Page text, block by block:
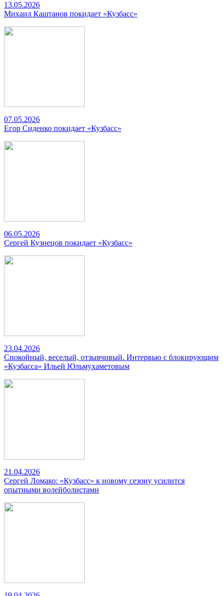
13.05.2026
Михаил Каштанов покидает «Кузбасс»
07.05.2026
Егор Сиденко покидает «Кузбасс»
06.05.2026
Сергей Кузнецов покидает «Кузбасс»
23.04.2026
Спокойный, веселый, отзывчивый. Интервью с блокирующим
«Кузбасса» Ильей Юльмухаметовым
21.04.2026
Сергей Ломако: «Кузбасс» к новому сезону усилится
опытными волейболистами